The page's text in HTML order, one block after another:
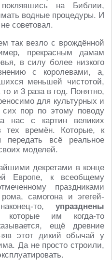
на Библии,
водные процедуры. И
советовал.
так везло с врождённой
прекрасным дамам
в силу более низкого
с королевами, а,
меньшей чистотой,
и 3 раза в год. Понятно,
для культурных и
пор по этому поводу
нас с картин великих
тех времён. Которые, к
передать всё реальное
моделей.
декретами в конце
Европе, к всеобщему
праздниками
самогона и эгегей-
то, упразднены
им когда-то
ещё древние
этот дикий обычай у
Да не просто строили,